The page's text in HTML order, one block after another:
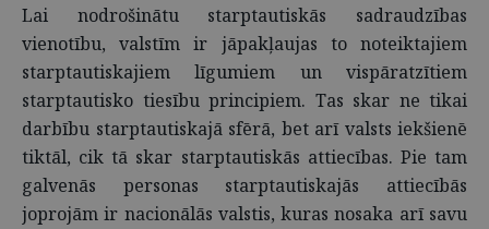
Lai nodrošinātu starptautiskās sadraudzības
vienotību, valstīm ir jāpakļaujas to noteiktajiem
starptautiskajiem līgumiem un vispāratzītiem
starptautisko tiesību principiem. Tas skar ne tikai
darbību starptautiskajā sfērā, bet arī valsts iekšienē
tiktāl, cik tā skar starptautiskās attiecības. Pie tam
galvenās personas starptautiskajās attiecībās
joprojām ir nacionālās valstis, kuras nosaka arī savu